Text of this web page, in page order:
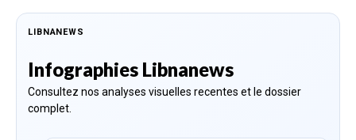
LIBNANEWS
Infographies Libnanews
Consultez nos analyses visuelles recentes et le dossier
complet.